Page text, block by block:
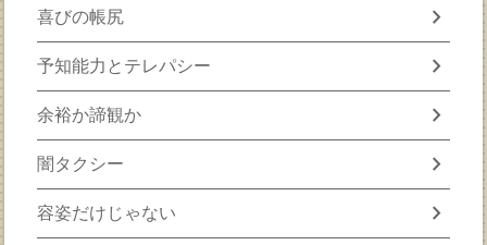
喜びの帳尻 chevron_right
予知能力とテレパシー chevron_right
余裕か諦観か chevron_right
闇タクシー chevron_right
容姿だけじゃない chevron_right